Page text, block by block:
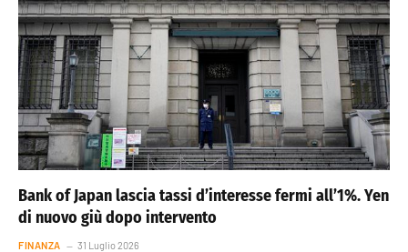
Bank of Japan lascia tassi d’interesse fermi all’1%. Yen
di nuovo giù dopo intervento
FINANZA 31 Luglio 2026